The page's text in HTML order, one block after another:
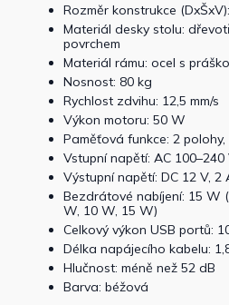
Rozměr konstrukce
Materiál desky stolu:
povrchem
Materiál rámu: ocel s
Nosnost: 80 kg
Rychlost zdvihu: 12,5 mm/s
Výkon motoru: 50 W
Paměťová funkce: 2 polohy,
Vstupní napětí: AC 100–240
Výstupní napětí: DC 12 V, 2
Bezdrátové nabíjení: 15 W
W, 10 W, 15 W)
Celkový výkon USB portů:
Délka napájecího kabelu:
Hlučnost: méně než 52 dB
Barva: béžová